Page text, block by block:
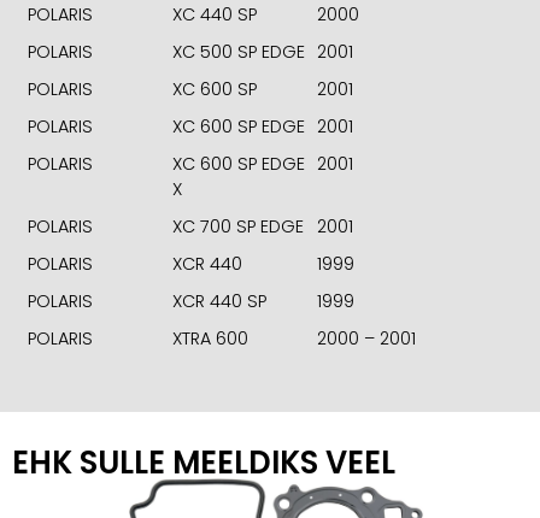
POLARIS XC 440 SP
2000
POLARIS
XC 500 SP EDGE 2001
POLARIS
XC 600 SP
2001
POLARIS
XC 600 SP EDGE 2001
POLARIS
XC 600 SP EDGE
X
2001
POLARIS XC 700 SP EDGE 2001
POLARIS
XCR 440
1999
POLARIS
XCR 440 SP
1999
POLARIS
XTRA 600 2000 – 2001
EHK SULLE MEELDIKS VEEL